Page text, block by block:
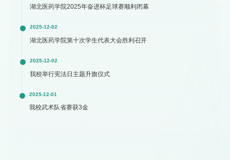
湖北医药学院2025年奋进杯足球赛顺利闭幕
2025-12-02
湖北医药学院第十次学生代表大会胜利召开
2025-12-02
我校举行宪法日主题升旗仪式
2025-12-01
我校武术队省赛获3金